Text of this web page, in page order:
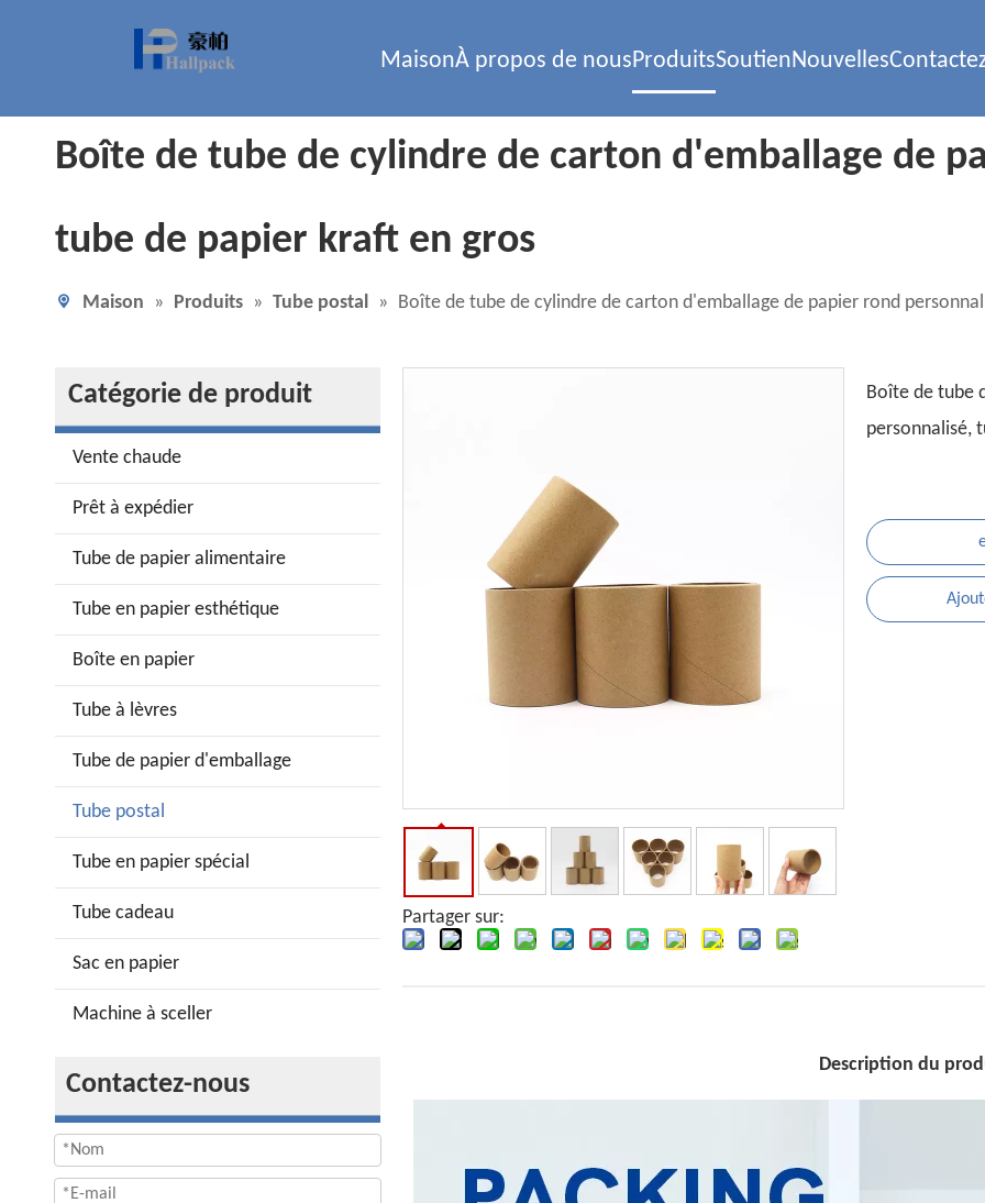
MaisonÀ propos de nousProduitsSoutienNouvelles
Boîte de tube de cylindre de carton d'emballage de
tube de papier kraft en gros
Maison » Produits » Tube postal » Boîte de tube de cylindre de carton d'emballage de papier rond
Catégorie de produit
Vente chaude
Prêt à expédier
Tube de papier alimentaire
Tube en papier esthétique
Boîte en papier
Tube à lèvres
Tube de papier d'emballage
Tube postal
Tube en papier spécial
Tube cadeau
Sac en papier
Machine à sceller
Contactez-nous
Partager sur:
Boîte de tube
personnalisé,
Description du